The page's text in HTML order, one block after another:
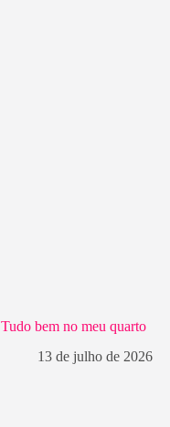
Tudo bem no meu quarto
13 de julho de 2026